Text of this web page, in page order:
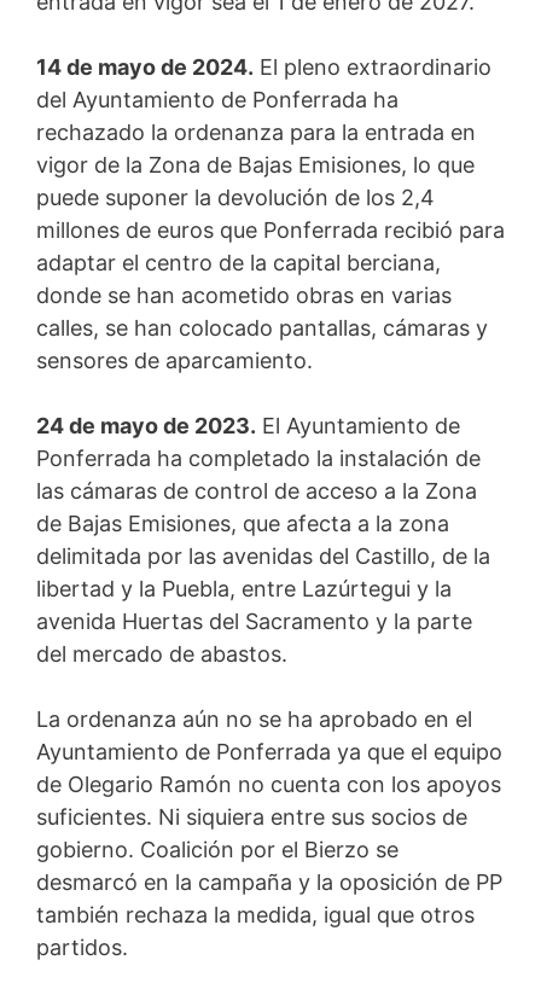
14 de mayo de 2024. El pleno extraordinario
del Ayuntamiento de Ponferrada ha
rechazado la ordenanza para la entrada en
vigor de la Zona de Bajas Emisiones, lo que
puede suponer la devolución de los 2,4
millones de euros que Ponferrada recibió para
adaptar el centro de la capital berciana,
donde se han acometido obras en varias
calles, se han colocado pantallas, cámaras y
sensores de aparcamiento.
24 de mayo de 2023. El Ayuntamiento de
Ponferrada ha completado la instalación de
las cámaras de control de acceso a la Zona
de Bajas Emisiones, que afecta a la zona
delimitada por las avenidas del Castillo, de la
libertad y la Puebla, entre Lazúrtegui y la
avenida Huertas del Sacramento y la parte
del mercado de abastos.
La ordenanza aún no se ha aprobado en el
Ayuntamiento de Ponferrada ya que el equipo
de Olegario Ramón no cuenta con los apoyos
suficientes. Ni siquiera entre sus socios de
gobierno. Coalición por el Bierzo se
desmarcó en la campaña y la oposición de PP
también rechaza la medida, igual que otros
partidos.